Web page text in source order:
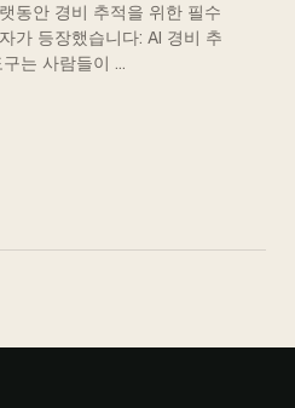
동안 경비 추적을 위한 필수
가 등장했습니다: AI 경비 추
는 사람들이 …